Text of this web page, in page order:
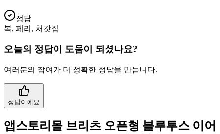
정답
복, 페리, 처갓집
오늘의 정답이 도움이 되셨나요?
여러분의 참여가 더 정확한 정답을 만듭니다.
정답이에요
앱스토리몰 브리츠 오픈형 블루투스 이어